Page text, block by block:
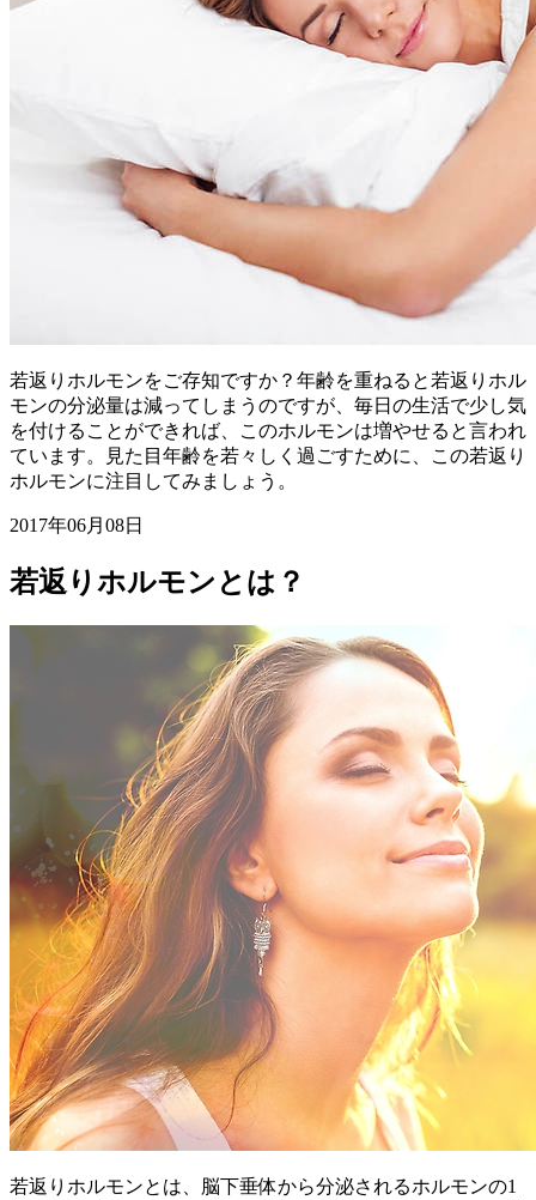
若返りホルモンをご存知ですか？年齢を重ねると若返りホル
モンの分泌量は減ってしまうのですが、毎日の生活で少し気
を付けることができれば、このホルモンは増やせると言われ
ています。見た目年齢を若々しく過ごすために、この若返り
ホルモンに注目してみましょう。
2017年06月08日
若返りホルモンとは？
若返りホルモンとは、脳下垂体から分泌されるホルモンの1